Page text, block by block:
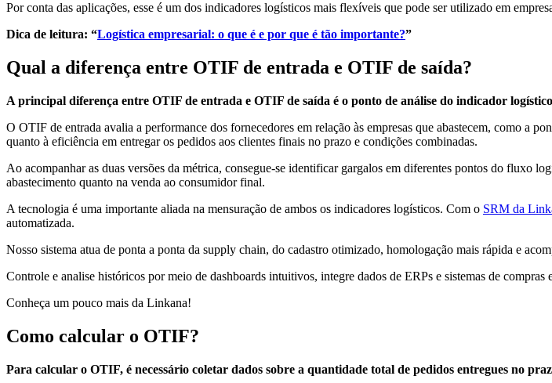
Por conta das aplicações, esse é um dos indicadores logísticos mais flexíveis que pode ser utilizado em
Dica de leitura: “Logística empresarial: o que é e por que é tão importante?”
Qual a diferença entre OTIF de entrada e OTIF de saída?
A principal diferença entre OTIF de entrada e OTIF de saída é o ponto de análise do indicador
O OTIF de entrada avalia a performance dos fornecedores em relação às empresas que abastecem, como a
quanto à eficiência em entregar os pedidos aos clientes finais no prazo e condições combinadas.
Ao acompanhar as duas versões da métrica, consegue-se identificar gargalos em diferentes pontos do fluxo
abastecimento quanto na venda ao consumidor final.
A tecnologia é uma importante aliada na mensuração de ambos os indicadores logísticos. Com o SRM da
automatizada.
Nosso sistema atua de ponta a ponta da supply chain, do cadastro otimizado, homologação mais rápida e
Controle e analise históricos por meio de dashboards intuitivos, integre dados de ERPs e sistemas de compras
Conheça um pouco mais da Linkana!
Como calcular o OTIF?
Para calcular o OTIF, é necessário coletar dados sobre a quantidade total de pedidos entregues no